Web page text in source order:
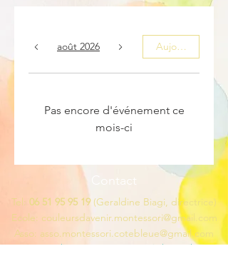
août 2026 Aujourd'hu
Pas encore d'événement ce
mois-ci
Contact
Tel: 06 51 95 95 19(Geraldine Biagi, directrice)
Ecole: couleursdavenir.montessori@gmail.com
Asso: asso.montessori.cotebleue@gmail.com
Stages:ateliers-stages.montessori@hotmail.com